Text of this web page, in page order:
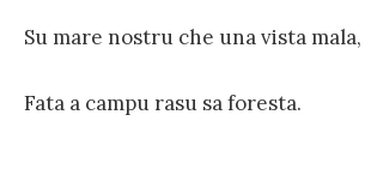
Su mare nostru che una vista mala,
Fata a campu rasu sa foresta.